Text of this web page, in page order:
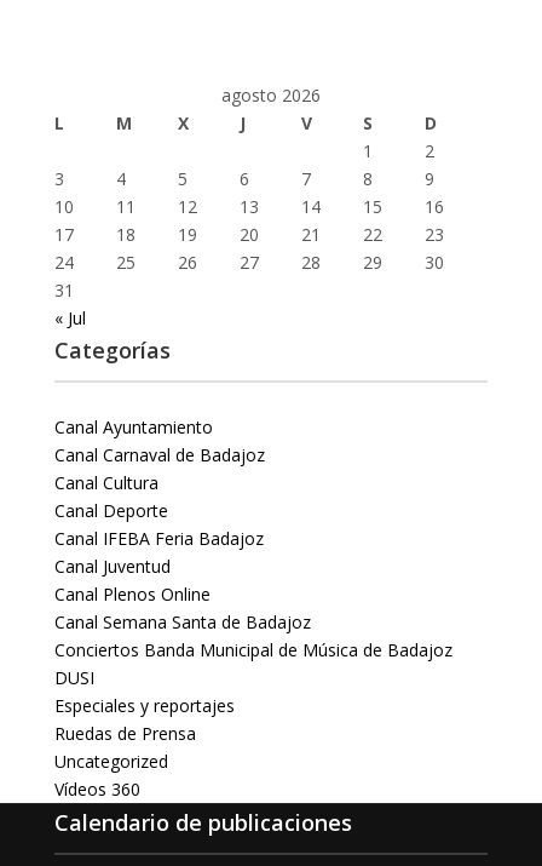
agosto 2026
L
M X J V S
D
1
2
3
4 5 6 7 8
9
10
11 12 13 14 15
16
17
18 19 20 21 22
23
24
25 26 27 28 29
30
31
« Jul
Categorías
Canal Ayuntamiento
Canal Carnaval de Badajoz
Canal Cultura
Canal Deporte
Canal IFEBA Feria Badajoz
Canal Juventud
Canal Plenos Online
Canal Semana Santa de Badajoz
Conciertos Banda Municipal de Música de Badajoz
DUSI
Especiales y reportajes
Ruedas de Prensa
Uncategorized
Vídeos 360
Calendario de publicaciones